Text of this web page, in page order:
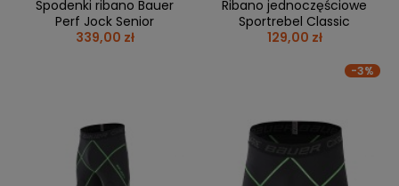
Spodenki ribano Bauer
Perf Jock Senior
339,00 zł
Ribano jednoczęściowe
Sportrebel Classic
129,00 zł
-3%